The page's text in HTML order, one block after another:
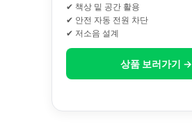
✔ 책상 밑 공간 활용
✔ 안전 자동 전원 차단
✔ 저소음 설계
상품 보러가기 →